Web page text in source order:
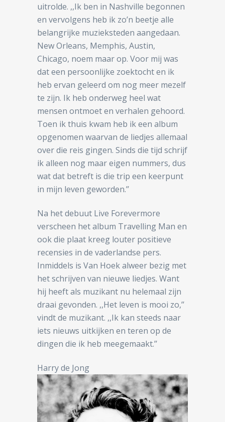
uitrolde. ,,Ik ben in Nashville begonnen
en vervolgens heb ik zo’n beetje alle
belangrijke muzieksteden aangedaan.
New Orleans, Memphis, Austin,
Chicago, noem maar op. Voor mij was
dat een persoonlijke zoektocht en ik
heb ervan geleerd om nog meer mezelf
te zijn. Ik heb onderweg heel wat
mensen ontmoet en verhalen gehoord.
Toen ik thuis kwam heb ik een album
opgenomen waarvan de liedjes allemaal
over die reis gingen. Sinds die tijd schrijf
ik alleen nog maar eigen nummers, dus
wat dat betreft is die trip een keerpunt
in mijn leven geworden.’’
Na het debuut Live Forevermore
verscheen het album Travelling Man en
ook die plaat kreeg louter positieve
recensies in de vaderlandse pers.
Inmiddels is Van Hoek alweer bezig met
het schrijven van nieuwe liedjes. Want
hij heeft als muzikant nu helemaal zijn
draai gevonden. ,,Het leven is mooi zo,’’
vindt de muzikant. ,,Ik kan steeds naar
iets nieuws uitkijken en teren op de
dingen die ik heb meegemaakt.’’
Harry de Jong